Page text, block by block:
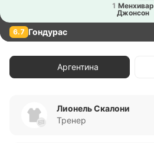
1 Ме­нхи­вар
Джо­нсон
6.7 Гондурас
Аргентина
Лионель Скалони
Тренер